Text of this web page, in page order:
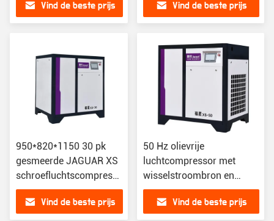
verschillende
toepassingen
Vind de beste prijs
Luchtcapaciteit
Vind de beste prijs
950*820*1150 30 pk
gesmeerde JAGUAR XS
schroefluchtscompressor
voor industriële
productieVind de beste prijs
50 Hz olievrije
luchtcompressor met
wisselstroombron en
geluidsreductietechnologie
Vind de beste prijs